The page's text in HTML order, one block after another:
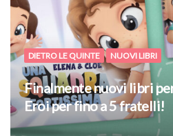
DIETRO LE QUINTE NUOVI LIBRI
Finalmente nuovi libri
Eroi per fino a 5 fratelli!